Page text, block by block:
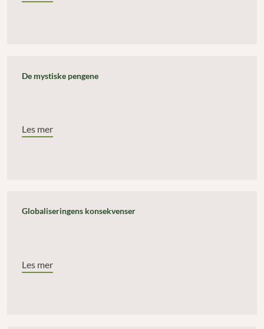
De mystiske pengene
Les mer
Globaliseringens konsekvenser
Les mer